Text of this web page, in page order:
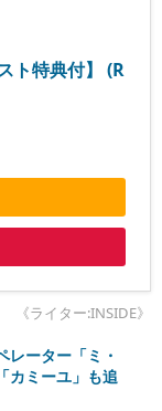
ト特典付】 (R
《ライター:INSIDE》
レーター「ミ・
カミーユ」も追